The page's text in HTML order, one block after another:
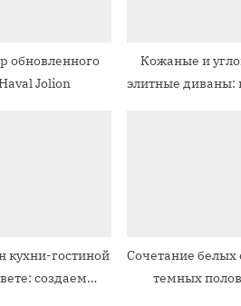
п
и
обновленного
Jolion
Кожаные и
элитные диваны:
кухни-гостиной
создаем
Сочетание белых
темных